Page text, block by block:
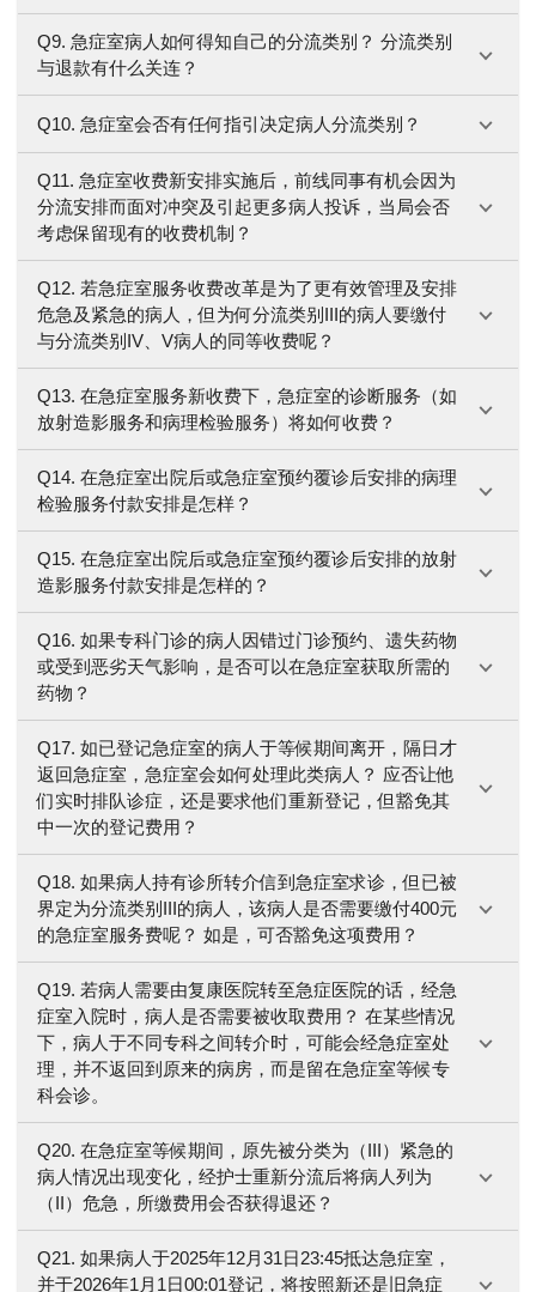
Q9. 急症室病人如何得知自己的分流类别？ 分流类别
与退款有什么关连？
Q10. 急症室会否有任何指引决定病人分流类别？
Q11. 急症室收费新安排实施后，前线同事有机会因为
分流安排而面对冲突及引起更多病人投诉，当局会否
考虑保留现有的收费机制？
Q12. 若急症室服务收费改革是为了更有效管理及安排
危急及紧急的病人，但为何分流类别III的病人要缴付
与分流类别IV、V病人的同等收费呢？
Q13. 在急症室服务新收费下，急症室的诊断服务（如
放射造影服务和病理检验服务）将如何收费？
Q14. 在急症室出院后或急症室预约覆诊后安排的病理
检验服务付款安排是怎样？
Q15. 在急症室出院后或急症室预约覆诊后安排的放射
造影服务付款安排是怎样的？
Q16. 如果专科门诊的病人因错过门诊预约、遗失药物
或受到恶劣天气影响，是否可以在急症室获取所需的
药物？
Q17. 如已登记急症室的病人于等候期间离开，隔日才
返回急症室，急症室会如何处理此类病人？ 应否让他
们实时排队诊症，还是要求他们重新登记，但豁免其
中一次的登记费用？
Q18. 如果病人持有诊所转介信到急症室求诊，但已被
界定为分流类别III的病人，该病人是否需要缴付400元
的急症室服务费呢？ 如是，可否豁免这项费用？
Q19. 若病人需要由复康医院转至急症医院的话，经急
症室入院时，病人是否需要被收取费用？ 在某些情况
下，病人于不同专科之间转介时，可能会经急症室处
理，并不返回到原来的病房，而是留在急症室等候专
科会诊。
Q20. 在急症室等候期间，原先被分类为（III）紧急的
病人情况出现变化，经护士重新分流后将病人列为
（II）危急，所缴费用会否获得退还？
Q21. 如果病人于2025年12月31日23:45抵达急症室，
并于2026年1月1日00:01登记，将按照新还是旧急症